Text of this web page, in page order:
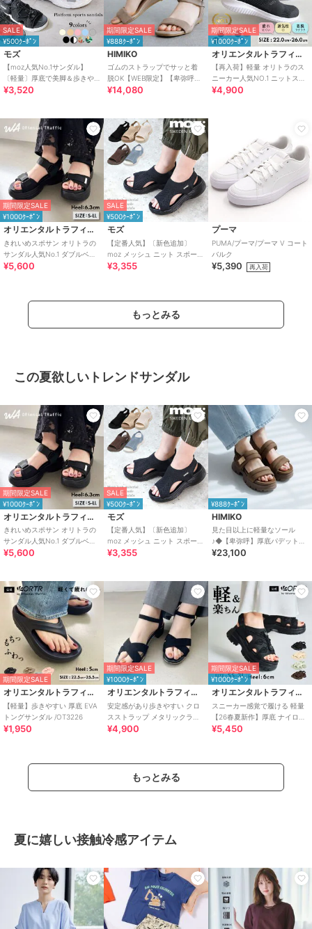
SALE
¥500ｸｰﾎﾟﾝ
モズ
【moz人気No.1サンダル】
〔軽量〕厚底で美脚＆歩きや
すい！疲れにくいフィット感
¥3,520
期間限定SALE
¥888ｸｰﾎﾟﾝ
HIMIKO
ゴムのストラップでサッと着
脱OK【WEB限定】【卑弥呼
26SS】ゴムストラップサンダ
¥14,080
期間限定SALE
¥1000ｸｰﾎﾟﾝ
オリエンタルトラフィック
【再入荷】軽量 オリトラのス
ニーカー人気NO.1 ニットスニ
ーカー スリッポン /3709
¥4,900
期間限定SALE
¥1000ｸｰﾎﾟﾝ
オリエンタルトラフィック
きれいめスポサン オリトラの
サンダル人気No.1 ダブルベル
ト スポーツサンダル /42207
¥5,600
SALE
¥500ｸｰﾎﾟﾝ
モズ
【定番人気】〔新色追加〕
moz メッシュ ニット スポーツ
サンダル
¥3,355
プーマ
PUMA/プーマ/プーマ V コート
バルク
¥5,390 再入荷
もっとみる
この夏欲しいトレンドサンダル
期間限定SALE
¥1000ｸｰﾎﾟﾝ
オリエンタルトラフィック
きれいめスポサン オリトラの
サンダル人気No.1 ダブルベル
ト スポーツサンダル /42207
¥5,600
SALE
¥500ｸｰﾎﾟﾝ
モズ
【定番人気】〔新色追加〕
moz メッシュ ニット スポーツ
サンダル
¥3,355
¥888ｸｰﾎﾟﾝ
HIMIKO
見た目以上に軽量なソール
♪◆【卑弥呼】厚底パデットサ
ンダル/661201
¥23,100
期間限定SALE
オリエンタルトラフィック
【軽量】歩きやすい 厚底 EVA
トングサンダル /OT3226
¥1,950
期間限定SALE
¥1000ｸｰﾎﾟﾝ
オリエンタルトラフィック
安定感があり歩きやすい クロ
スストラップ メタリックライ
ン サンダル /55201
¥4,900
期間限定SALE
¥1000ｸｰﾎﾟﾝ
オリエンタルトラフィック
スニーカー感覚で履ける 軽量
【26春夏新作】厚底 ナイロン
スポーツサンダル /OT3232
¥5,450
もっとみる
夏に嬉しい接触冷感アイテム